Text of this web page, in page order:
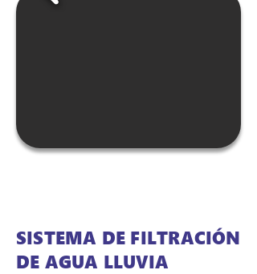
fomenta el cuidado del ambiente,
SISTEMA DE FILTRACIÓN
DE AGUA LLUVIA